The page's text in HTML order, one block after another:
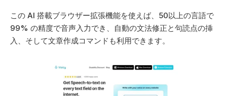
この AI 搭載ブラウザー拡張機能を使えば、50以上の言語で
99% の精度で音声入力でき、自動の文法修正と句読点の挿
入、そして文章作成コマンドも利用できます。